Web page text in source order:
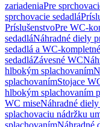
zariadeniaPre
sprchovacie sedadlá
PríslušenstvoPre WC-
sedadláNáhradné diely
sedadlá a WC-
sedadláZávesné WC
hlbokým splachovaním
splachovanímStojace
hlbokým splachovaním
WC miseNáhradné
splachovaciu nádržku
splachovanímNáhradné